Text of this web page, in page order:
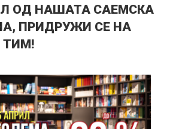
ОД НАШАТА САЕМСКА
ПРИДРУЖИ СЕ НА